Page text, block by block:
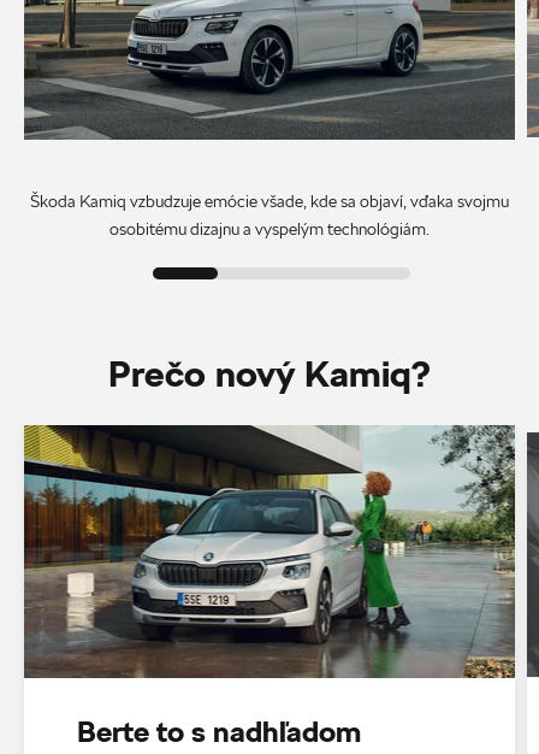
Škoda Kamiq vzbudzuje emócie všade, kde sa objaví, vďaka svojmu
osobitému dizajnu a vyspelým technológiám.
Prečo nový Kamiq?
Berte to s nadhľadom